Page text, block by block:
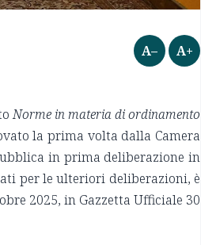
A– A+
Norme in materia di ordinamento
la prima volta dalla Camera
in prima deliberazione in
per le ulteriori deliberazioni, è
2025, in Gazzetta Ufficiale 30